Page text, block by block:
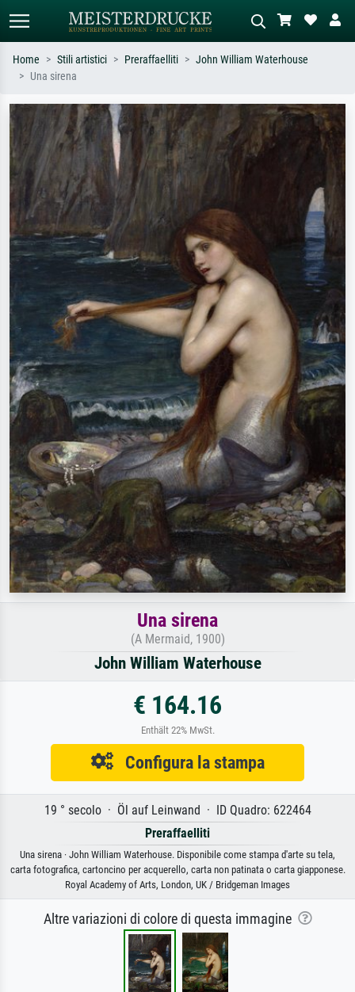
Cerca per artista, titolo o stile – es.
Monet, Notte stellata,
Impressionismo, onda di Hokusai,
Descrivi la scena – es. prato verde,
astratto con molto rosso, dipinto a
olio scuro, nudo in piedi vicino a un
Home Stili artistici Preraffaelliti
John William Waterhouse
Una sirena
Una sirena
(A Mermaid, 1900)
John William Waterhouse
€ 164.16
Enthält 22% MwSt.
Configura la stampa
19 ° secolo · Öl auf Leinwand · ID Quadro: 622464
Preraffaelliti
Una sirena · John William Waterhouse. Disponibile come stampa d'arte su tela,
carta fotografica, cartoncino per acquerello, carta non patinata o carta giapponese.
Royal Academy of Arts, London, UK / Bridgeman Images
Altre variazioni di colore di questa immagine